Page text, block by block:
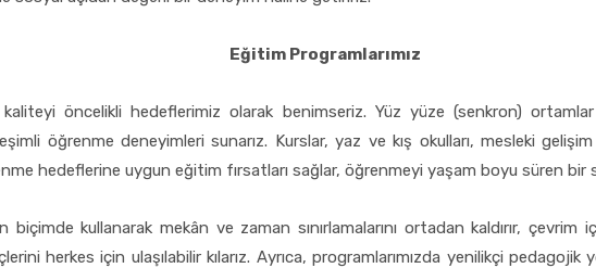
Eğitim Programlarımız
öncelikli hedeflerimiz olarak benimseriz. Yüz yüze (senkron) ortamlar
öğrenme deneyimleri sunarız. Kurslar, yaz ve kış okulları, mesleki
hedeflerine uygun eğitim fırsatları sağlar, öğrenmeyi yaşam boyu süren bir
kullanarak mekân ve zaman sınırlamalarını ortadan kaldırır,
herkes için ulaşılabilir kılarız. Ayrıca, programlarımızda yenilikçi pedagojik